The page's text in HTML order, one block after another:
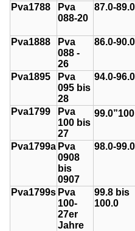
Pva1788
Pva
088-20
87.0-89.0
Pva1888
Pva
088 -
26
86.0-90.0
Pva1895
Pva
095 bis
28
94.0-96.0
Pva1799
Pva
100 bis
27
99.0”100
Pva1799a Pva
0908
bis
0907
98.0-99.0
Pva1799s Pva
100-
27er
Jahre
99.8 bis
100.0